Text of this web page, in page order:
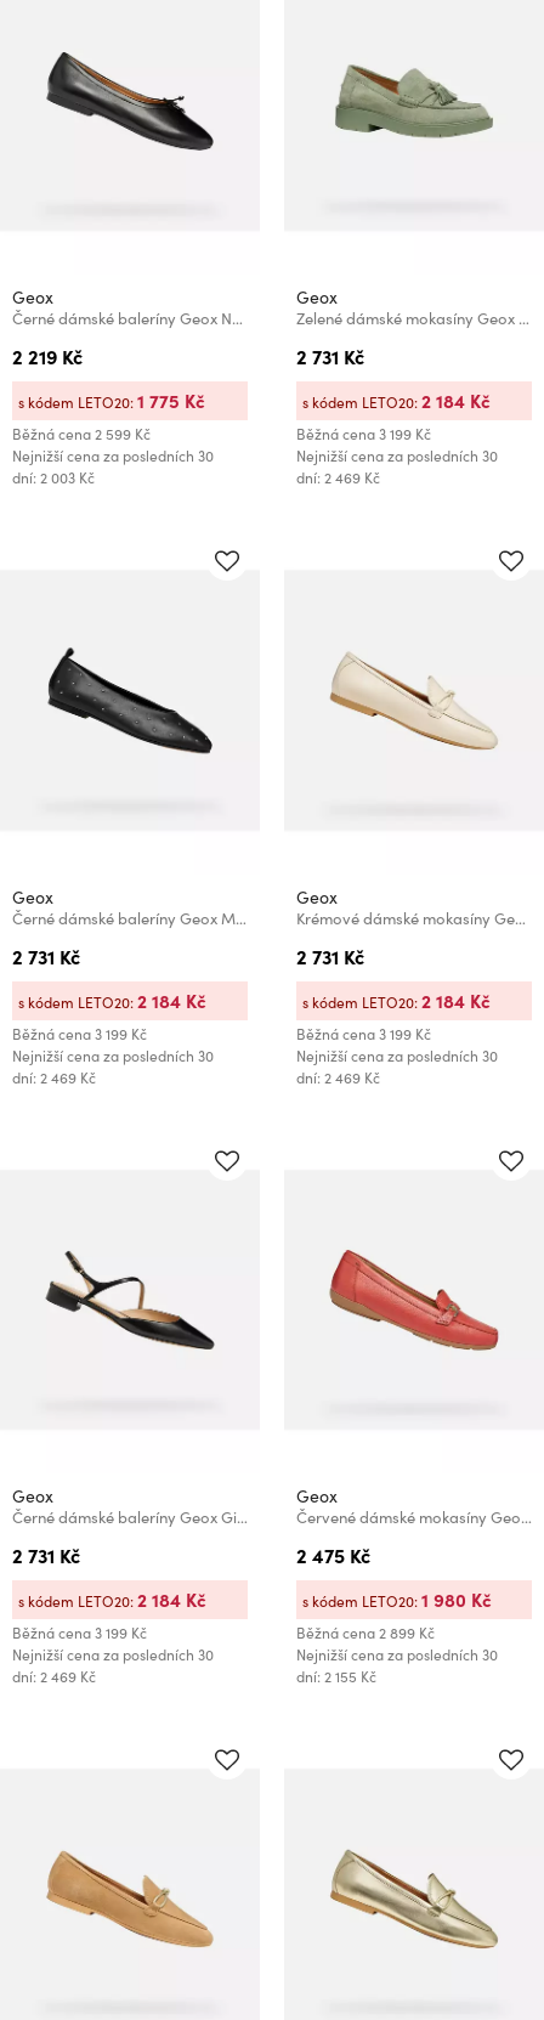
Geox
Černé dámské baleríny Geox New Palmaria
2 219 Kč
Běžná cena2 599 Kč
Nejnižší cena za posledních 30
dní: 2 003 Kč
s kódem LETO20:1 775 Kč
Geox
Zelené dámské mokasíny Geox Spherica EC1 B
2 731 Kč
Běžná cena3 199 Kč
Nejnižší cena za posledních 30
dní: 2 469 Kč
s kódem LETO20:2 184 Kč
Geox
Černé dámské baleríny Geox Marsilea
2 731 Kč
Běžná cena3 199 Kč
Nejnižší cena za posledních 30
dní: 2 469 Kč
s kódem LETO20:2 184 Kč
Geox
Krémové dámské mokasíny Geox New Palmaria
2 731 Kč
Běžná cena3 199 Kč
Nejnižší cena za posledních 30
dní: 2 469 Kč
s kódem LETO20:2 184 Kč
Geox
Černé dámské baleríny Geox Giselda15
2 731 Kč
Běžná cena3 199 Kč
Nejnižší cena za posledních 30
dní: 2 469 Kč
s kódem LETO20:2 184 Kč
Geox
Červené dámské mokasíny Geox Annytah Moc
2 475 Kč
Běžná cena2 899 Kč
Nejnižší cena za posledních 30
dní: 2 155 Kč
s kódem LETO20:1 980 Kč